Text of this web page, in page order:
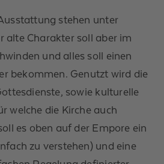
stehen unter
alte Charakter soll aber im
und alles soll einen
bekommen. Genutzt wird die
sowie kulturelle
welche die Kirche auch
es oben auf der Empore ein
zu verstehen) und eine